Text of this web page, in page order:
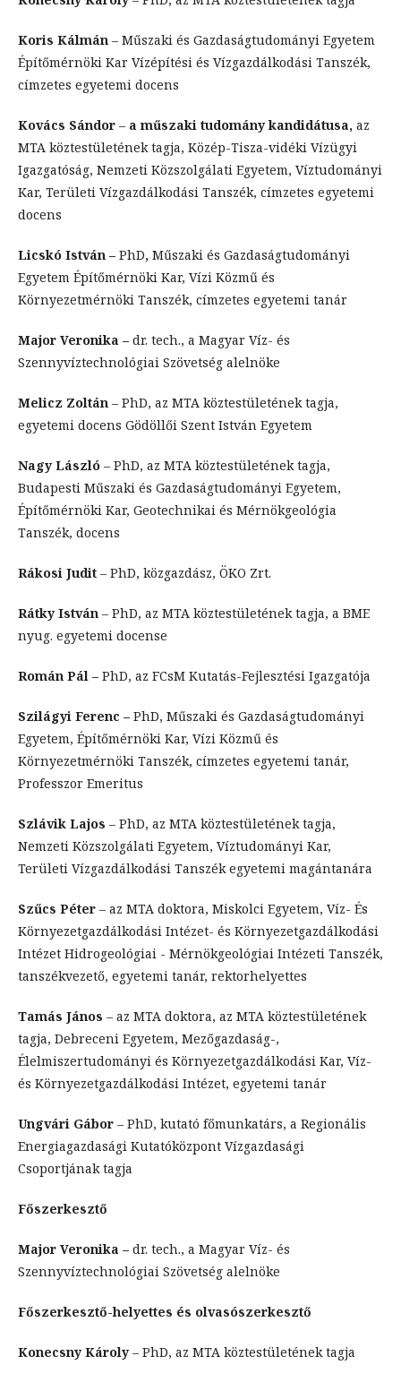
Koris Kálmán – Műszaki és Gazdaságtudományi Egyetem
Építőmérnöki Kar Vízépítési és Vízgazdálkodási Tanszék,
címzetes egyetemi docens
Kovács Sándor – a műszaki tudomány kandidátusa, az
MTA köztestületének tagja, Közép-Tisza-vidéki Vízügyi
Igazgatóság, Nemzeti Közszolgálati Egyetem, Víztudományi
Kar, Területi Vízgazdálkodási Tanszék, címzetes egyetemi
docens
Licskó István – PhD, Műszaki és Gazdaságtudományi
Egyetem Építőmérnöki Kar, Vízi Közmű és
Környezetmérnöki Tanszék, címzetes egyetemi tanár
Major Veronika – dr. tech., a Magyar Víz- és
Szennyvíztechnológiai Szövetség alelnöke
Melicz Zoltán – PhD, az MTA köztestületének tagja,
egyetemi docens Gödöllői Szent István Egyetem
Nagy László – PhD, az MTA köztestületének tagja,
Budapesti Műszaki és Gazdaságtudományi Egyetem,
Építőmérnöki Kar, Geotechnikai és Mérnökgeológia
Tanszék, docens
Rákosi Judit – PhD, közgazdász, ÖKO Zrt.
Rátky István – PhD, az MTA köztestületének tagja, a BME
nyug. egyetemi docense
Román Pál – PhD, az FCsM Kutatás-Fejlesztési Igazgatója
Szilágyi Ferenc – PhD, Műszaki és Gazdaságtudományi
Egyetem, Építőmérnöki Kar, Vízi Közmű és
Környezetmérnöki Tanszék, címzetes egyetemi tanár,
Professzor Emeritus
Szlávik Lajos – PhD, az MTA köztestületének tagja,
Nemzeti Közszolgálati Egyetem, Víztudományi Kar,
Területi Vízgazdálkodási Tanszék egyetemi magántanára
Szűcs Péter – az MTA doktora, Miskolci Egyetem, Víz- És
Környezetgazdálkodási Intézet- és Környezetgazdálkodási
Intézet Hidrogeológiai - Mérnökgeológiai Intézeti Tanszék,
tanszékvezető, egyetemi tanár, rektorhelyettes
Tamás János – az MTA doktora, az MTA köztestületének
tagja, Debreceni Egyetem, Mezőgazdaság-,
Élelmiszertudományi és Környezetgazdálkodási Kar, Víz-
és Környezetgazdálkodási Intézet, egyetemi tanár
Ungvári Gábor – PhD, kutató főmunkatárs, a Regionális
Energiagazdasági Kutatóközpont Vízgazdasági
Csoportjának tagja
Főszerkesztő
Major Veronika – dr. tech., a Magyar Víz- és
Szennyvíztechnológiai Szövetség alelnöke
Főszerkesztő-helyettes és olvasószerkesztő
Konecsny Károly – PhD, az MTA köztestületének tagja